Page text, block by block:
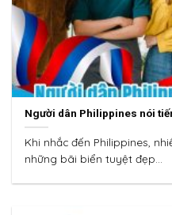
Người dân Philippines nói
Khi nhắc đến Philippines,
những bãi biển tuyệt đẹp...